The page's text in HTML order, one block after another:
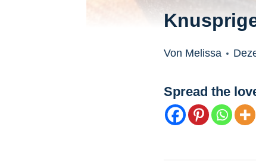
Von Melissa
Spread the